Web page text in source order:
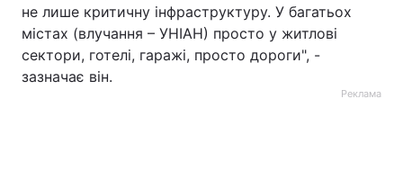
не лише критичну інфраструктуру. У багатьох
містах (влучання – УНІАН) просто у житлові
сектори, готелі, гаражі, просто дороги", -
зазначає він.
Реклама